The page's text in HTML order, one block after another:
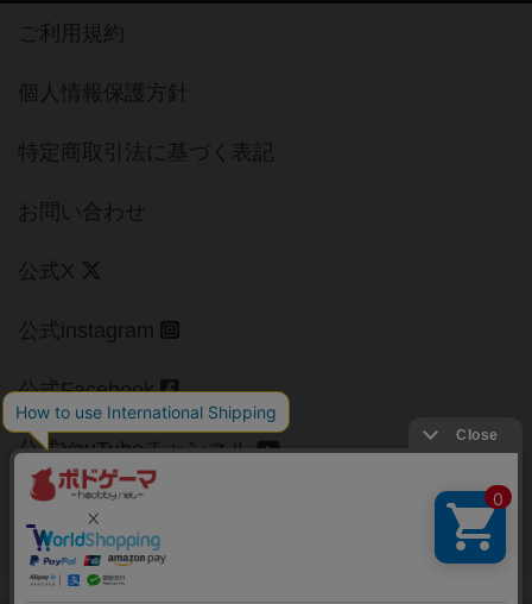
ご利用規約
個人情報保護方針
特定商取引法に基づく表記
お問い合わせ
公式X
公式instagram
公式Facebook
公式YouTubeチャンネル